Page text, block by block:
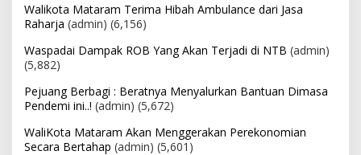
Walikota Mataram Terima Hibah Ambulance dari Jasa
Raharja (admin) (6,156)
Waspadai Dampak ROB Yang Akan Terjadi di NTB (admin)
(5,882)
Pejuang Berbagi : Beratnya Menyalurkan Bantuan Dimasa
Pendemi ini..! (admin) (5,672)
WaliKota Mataram Akan Menggerakan Perekonomian
Secara Bertahap (admin) (5,601)